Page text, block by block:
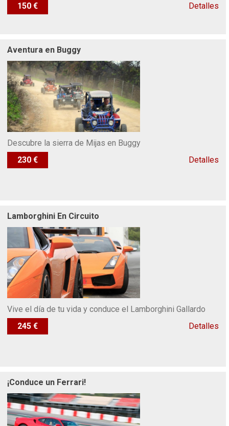
150 €
Detalles
Aventura en Buggy
Descubre la sierra de Mijas en Buggy
230 €
Detalles
Lamborghini En Circuito
Vive el día de tu vida y conduce el Lamborghini Gallardo
245 €
Detalles
¡Conduce un Ferrari!